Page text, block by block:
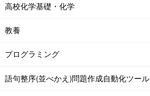
高校化学基礎・化学
教養
プログラミング
語句整序(並べかえ)問題作成自動化ツール